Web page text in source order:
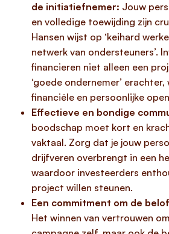
de initiatiefnemer: Jouw
en volledige toewijding zijn
Hansen wijst op ‘keihard
netwerk van ondersteuners’.
financieren niet alleen een
‘goede ondernemer’
financiële en persoonlijke
Effectieve en bondige
boodschap moet kort en
vaktaal. Zorg dat je jouw
drijfveren overbrengt in een
waardoor investeerders
project willen steunen.
Een commitment om de
Het winnen van vertrouwen